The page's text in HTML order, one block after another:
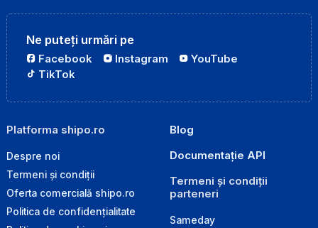
Ne puteți urmări pe
Facebook Instagram
YouTube
TikTok
Platforma shipo.ro
Despre noi
Termeni și condiții
Oferta comercială shipo.ro
Politica de confidențialitate
Blog
Documentație API
Termeni și condiții
parteneri
Sameday